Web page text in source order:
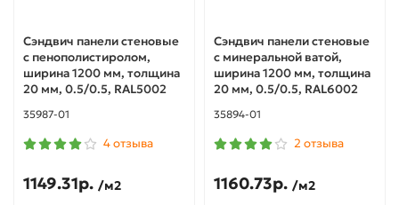
Сэндвич панели стеновые
с пенополистиролом,
ширина 1200 мм, толщина
20 мм, 0.5/0.5, RAL5002
35987-01
4 отзыва
1149.31р. /м2
Сэндвич панели стеновые
с минеральной ватой,
ширина 1200 мм, толщина
20 мм, 0.5/0.5, RAL6002
35894-01
2 отзыва
1160.73р. /м2